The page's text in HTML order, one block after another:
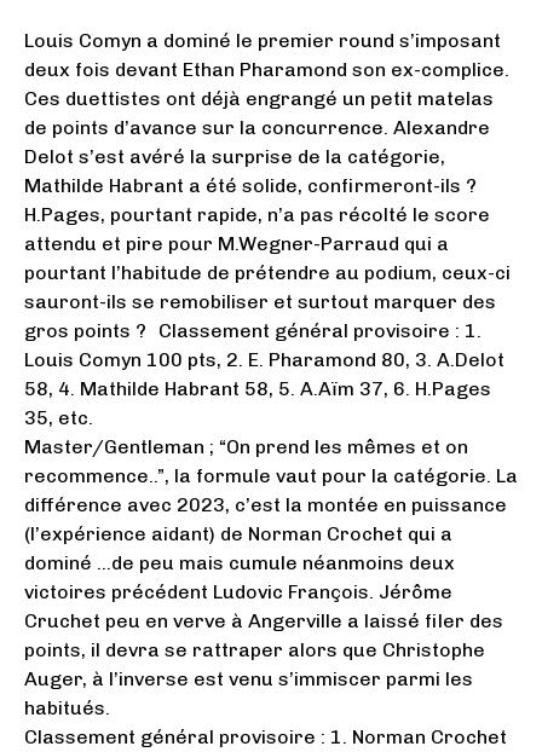
Louis Comyn a dominé le premier round s’imposant
deux fois devant Ethan Pharamond son ex-complice.
Ces duettistes ont déjà engrangé un petit matelas
de points d’avance sur la concurrence. Alexandre
Delot s’est avéré la surprise de la catégorie,
Mathilde Habrant a été solide, confirmeront-ils ?
H.Pages, pourtant rapide, n’a pas récolté le score
attendu et pire pour M.Wegner-Parraud qui a
pourtant l’habitude de prétendre au podium, ceux-ci
sauront-ils se remobiliser et surtout marquer des
gros points ? Classement général provisoire : 1.
Louis Comyn 100 pts, 2. E. Pharamond 80, 3. A.Delot
58, 4. Mathilde Habrant 58, 5. A.Aïm 37, 6. H.Pages
35, etc.
Master/Gentleman ; “On prend les mêmes et on
recommence..”, la formule vaut pour la catégorie. La
différence avec 2023, c’est la montée en puissance
(l’expérience aidant) de Norman Crochet qui a
dominé …de peu mais cumule néanmoins deux
victoires précédent Ludovic François. Jérôme
Cruchet peu en verve à Angerville a laissé filer des
points, il devra se rattraper alors que Christophe
Auger, à l’inverse est venu s’immiscer parmi les
habitués.
Classement général provisoire : 1. Norman Crochet